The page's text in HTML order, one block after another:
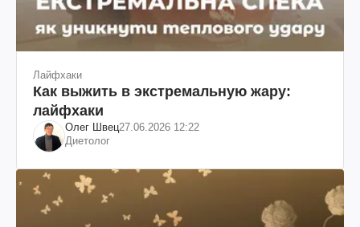
Лайфхаки
Как выжить в экстремальную жару:
лайфхаки
Олег Швец27.06.2026 12:22
Диетолог